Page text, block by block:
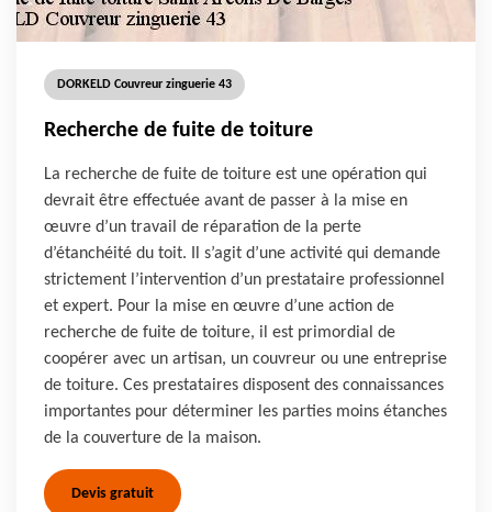
DORKELD Couvreur zinguerie 43
Recherche de fuite de toiture
La recherche de fuite de toiture est une opération qui
devrait être effectuée avant de passer à la mise en
œuvre d’un travail de réparation de la perte
d’étanchéité du toit. Il s’agit d’une activité qui demande
strictement l’intervention d’un prestataire professionnel
et expert. Pour la mise en œuvre d’une action de
recherche de fuite de toiture, il est primordial de
coopérer avec un artisan, un couvreur ou une entreprise
de toiture. Ces prestataires disposent des connaissances
importantes pour déterminer les parties moins étanches
de la couverture de la maison.
Devis gratuit